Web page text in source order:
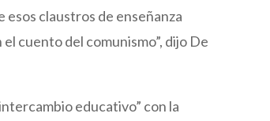
claustros de enseñanza
cuento del comunismo”, dijo De
educativo” con la